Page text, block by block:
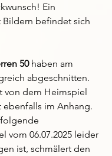
Ein
befindet sich
50 haben am
abgeschnitten.
von dem Heimspiel
ebenfalls im Anhang.
vom 06.07.2025 leider
ist, schmälert den